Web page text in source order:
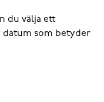
du välja ett
datum som betyder